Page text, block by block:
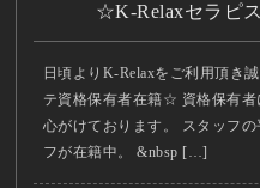
☆K-Relaxセラピ
日頃よりK-Relaxをご利用頂き
テ資格保有者在籍☆ 資格保有
心がけております。 スタッフ
フが在籍中。 &nbsp […]